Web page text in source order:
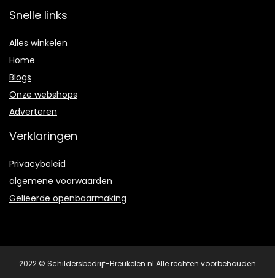
Snelle links
Alles winkelen
Home
Blogs
Onze webshops
Adverteren
Verklaringen
Privacybeleid
algemene voorwaarden
Gelieerde openbaarmaking
2022 © Schildersbedrijf-Breukelen.nl Alle rechten voorbehouden